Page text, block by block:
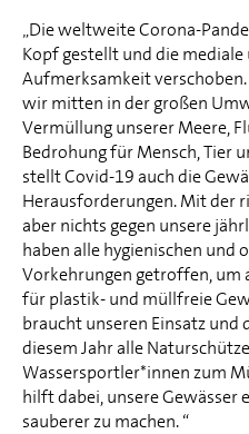
„Die weltweite Corona-
Kopf gestellt und die
Aufmerksamkeit
wir mitten in der großen
Vermüllung unserer Meere,
Bedrohung für Mensch, Tier
stellt Covid-19 auch die
Herausforderungen. Mit der
aber nichts gegen unsere
haben alle hygienischen und
Vorkehrungen getroffen, um
für plastik- und müllfreie
braucht unseren Einsatz und
diesem Jahr alle
Wassersportler*innen zum
hilft dabei, unsere Gewässer
sauberer zu machen. “